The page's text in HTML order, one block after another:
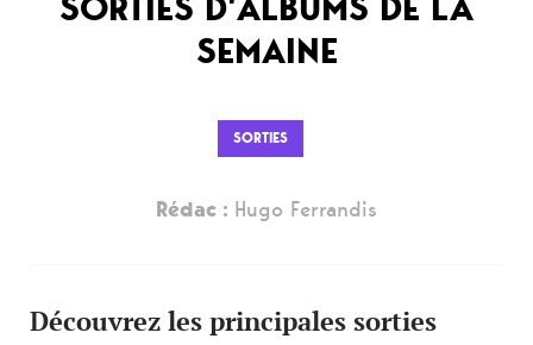
Newsletter
SEMAINE
SORTIES
Rédac : Hugo Ferrandis
Découvrez les principales sorties